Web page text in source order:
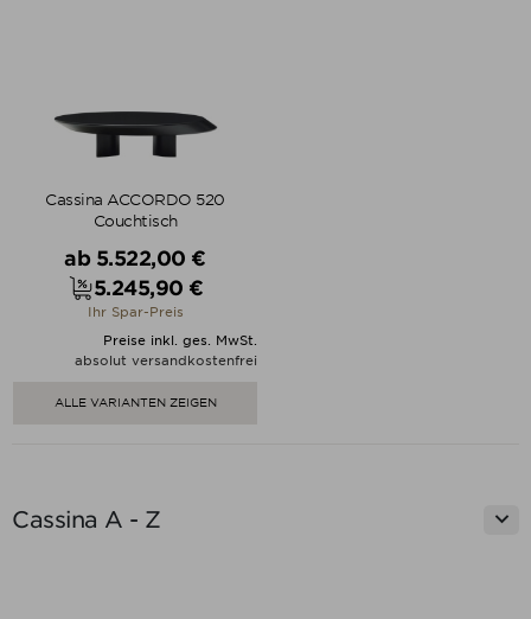
Cassina A - Z 
Cassina ACCORDO 520
Couchtisch
Verkaufspreis
ab 5.522,00 €
Preis
5.245,90 €
Ihr Spar-Preis
Preise inkl. ges. MwSt.
absolut versandkostenfrei
ALLE VARIANTEN ZEIGEN